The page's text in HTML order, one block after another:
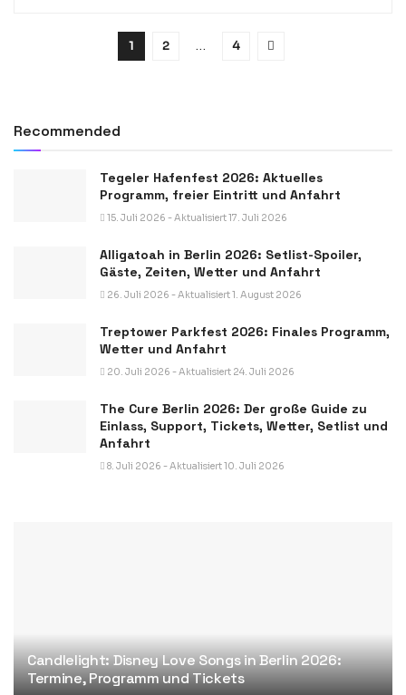
1 2 … 4
Recommended
Tegeler Hafenfest 2026: Aktuelles
Programm, freier Eintritt und Anfahrt
15. Juli 2026 - Aktualisiert 17. Juli 2026
Alligatoah in Berlin 2026: Setlist-Spoiler,
Gäste, Zeiten, Wetter und Anfahrt
26. Juli 2026 - Aktualisiert 1. August 2026
Treptower Parkfest 2026: Finales Programm,
Wetter und Anfahrt
20. Juli 2026 - Aktualisiert 24. Juli 2026
The Cure Berlin 2026: Der große Guide zu
Einlass, Support, Tickets, Wetter, Setlist und
Anfahrt
8. Juli 2026 - Aktualisiert 10. Juli 2026
Candlelight: Disney Love Songs in Berlin 2026:
Termine, Programm und Tickets